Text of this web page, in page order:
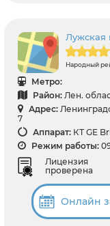
Лужская
Народный
Метро:
Район: Лен.
Адрес:
7
Аппарат: КТ GE
Режим работы:
Лицензия
проверена
Онлайн